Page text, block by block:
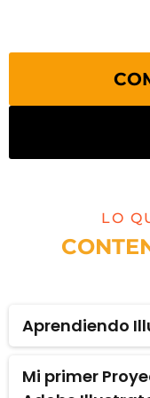
LO
Aprendiendo
Qué es y para
vectorial
Mi primer